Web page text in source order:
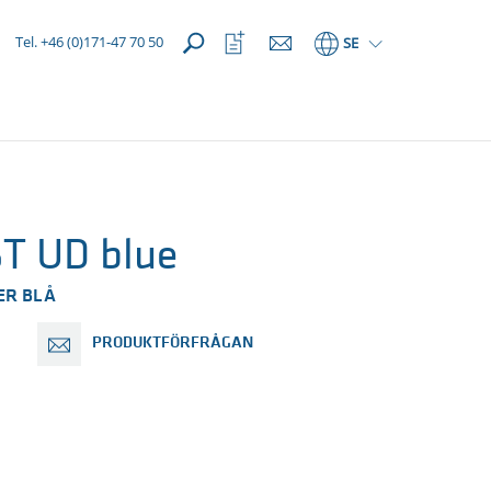
Tel. +46 (0)171-47 70 50 SE
Öppna
favoriter
UD blue
BLÅ
PRODUKTFÖRFRÅGAN